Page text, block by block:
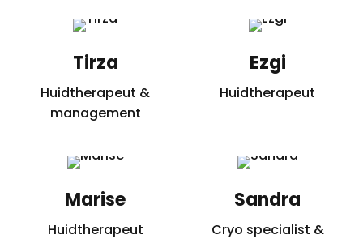
Tirza
Huidtherapeut &
management
Ezgi
Huidtherapeut
Marise
Huidtherapeut
Sandra
Cryo specialist &